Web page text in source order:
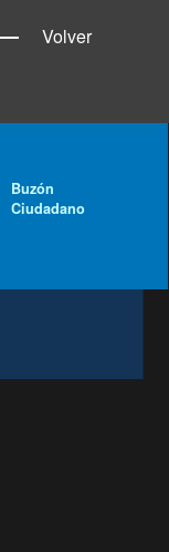
Volver
Buzón
Ciudadano